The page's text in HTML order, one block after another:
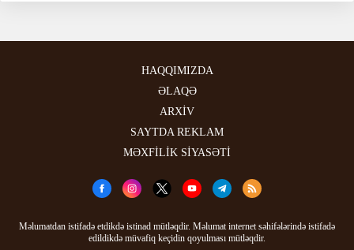
HAQQIMIZDA
ƏLAQƏ
ARXİV
SAYTDA REKLAM
MƏXFİLİK SİYASƏTİ
Məlumatdan istifadə etdikdə istinad mütləqdir. Məlumat internet səhifələrində istifadə
edildikdə müvafiq keçidin qoyulması mütləqdir.